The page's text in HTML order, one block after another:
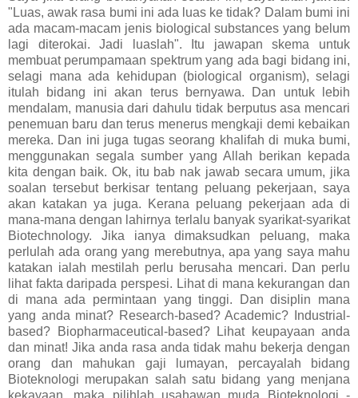
"Luas, awak rasa bumi ini ada luas ke tidak? Dalam bumi ini
ada macam-macam jenis biological substances yang belum
lagi diterokai. Jadi luaslah". Itu jawapan skema untuk
membuat perumpamaan spektrum yang ada bagi bidang ini,
selagi mana ada kehidupan (biological organism), selagi
itulah bidang ini akan terus bernyawa. Dan untuk lebih
mendalam, manusia dari dahulu tidak berputus asa mencari
penemuan baru dan terus menerus mengkaji demi kebaikan
mereka. Dan ini juga tugas seorang khalifah di muka bumi,
menggunakan segala sumber yang Allah berikan kepada
kita dengan baik. Ok, itu bab nak jawab secara umum, jika
soalan tersebut berkisar tentang peluang pekerjaan, saya
akan katakan ya juga. Kerana peluang pekerjaan ada di
mana-mana dengan lahirnya terlalu banyak syarikat-syarikat
Biotechnology. Jika ianya dimaksudkan peluang, maka
perlulah ada orang yang merebutnya, apa yang saya mahu
katakan ialah mestilah perlu berusaha mencari. Dan perlu
lihat fakta daripada perspesi. Lihat di mana kekurangan dan
di mana ada permintaan yang tinggi. Dan disiplin mana
yang anda minat? Research-based? Academic? Industrial-
based? Biopharmaceutical-based? Lihat keupayaan anda
dan minat! Jika anda rasa anda tidak mahu bekerja dengan
orang dan mahukan gaji lumayan, percayalah bidang
Bioteknologi merupakan salah satu bidang yang menjana
kekayaan, maka pilihlah usahawan muda Bioteknologi -